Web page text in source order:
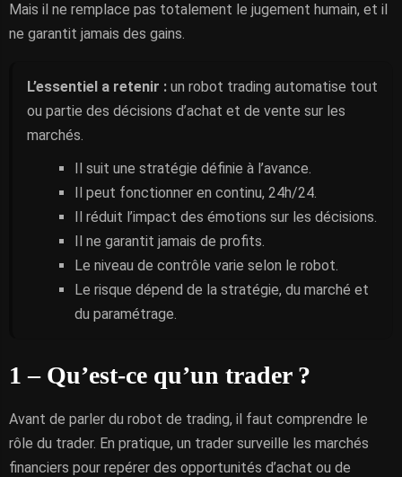
Mais il ne remplace pas totalement le jugement humain, et il
ne garantit jamais des gains.
L’essentiel a retenir : un robot trading automatise tout
ou partie des décisions d’achat et de vente sur les
marchés.
Il suit une stratégie définie à l’avance.
Il peut fonctionner en continu, 24h/24.
Il réduit l’impact des émotions sur les décisions.
Il ne garantit jamais de profits.
Le niveau de contrôle varie selon le robot.
Le risque dépend de la stratégie, du marché et
du paramétrage.
1 – Qu’est-ce qu’un trader ?
Avant de parler du robot de trading, il faut comprendre le
rôle du trader. En pratique, un trader surveille les marchés
financiers pour repérer des opportunités d’achat ou de